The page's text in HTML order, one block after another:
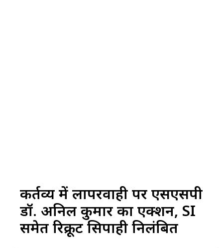
कर्तव्य में लापरवाही पर एसएसपी
डॉ. अनिल कुमार का एक्शन, SI
समेत रिक्रूट सिपाही निलंबित